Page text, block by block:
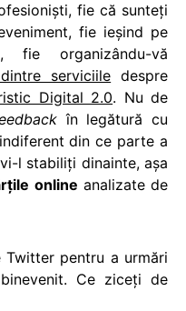
fie că sunteţi
fie ieşind pe
fie organizându-vă
serviciile despre
Digital 2.0. Nu de
în legătură cu
din ce parte a
l stabiliţi dinainte, aşa
online analizate de
Twitter pentru a urmări
Ce ziceţi de